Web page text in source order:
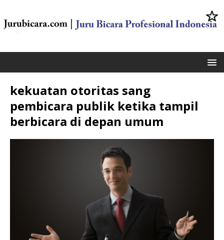
kekuatan otoritas sang
pembicara publik ketika tampil
berbicara di depan umum